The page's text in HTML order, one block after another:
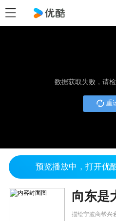
数据获取失败，请
重
预览播放中，打开优
向东是
描绘宁波商帮兴